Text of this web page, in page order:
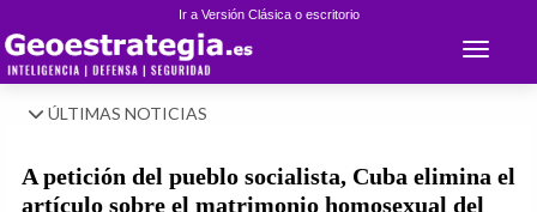
Ir a Versión Clásica o escritorio
Toggle
ÚLTIMAS NOTICIAS
A petición del pueblo socialista, Cuba elimina el
artículo sobre el matrimonio homosexual del